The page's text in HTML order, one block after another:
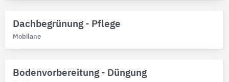
Dachbegrünung - Pflege
Mobilane
Bodenvorbereitung - Düngung